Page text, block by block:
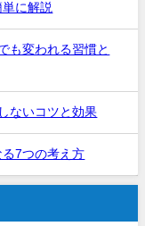
に解説
も変われる習慣と
ないコツと効果
7つの考え方